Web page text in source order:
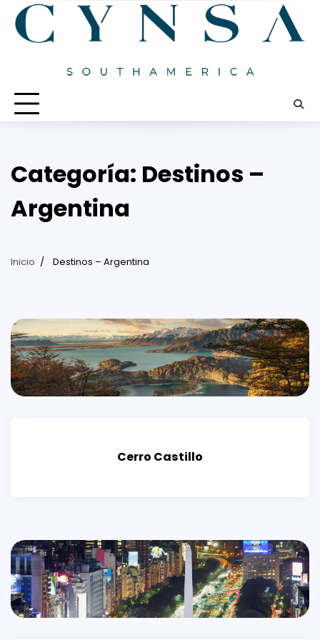
Saltar
contenido
Categoría: Destinos –
Argentina
Inicio Destinos – Argentina
Cerro Castillo